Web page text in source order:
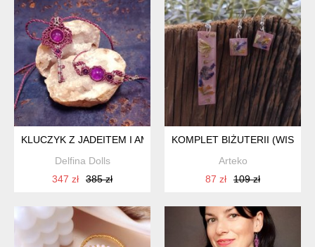
KLUCZYK Z JADEITEM I AMETYSTEM W MAKRAMIE
Delfina Dolls
347 zł
385 zł
KOMPLET BIŻUTERII
Arteko
87 zł
109 zł